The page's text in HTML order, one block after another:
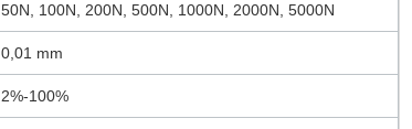
50N, 100N, 200N, 500N, 1000N, 2000N, 5000N
0,01 mm
2%-100%